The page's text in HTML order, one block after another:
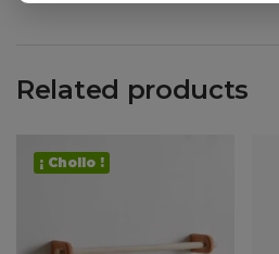
Related products
¡ Chollo !